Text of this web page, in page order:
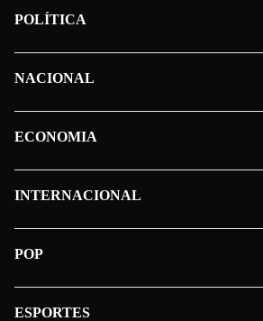
POLÍTICA
NACIONAL
ECONOMIA
INTERNACIONAL
POP
ESPORTES